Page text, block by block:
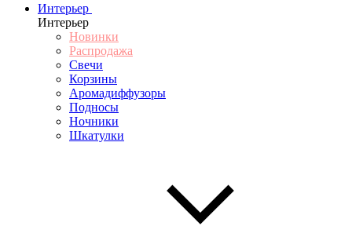
Интерьер
Интерьер
Новинки
Распродажа
Свечи
Корзины
Аромадиффузоры
Подносы
Ночники
Шкатулки